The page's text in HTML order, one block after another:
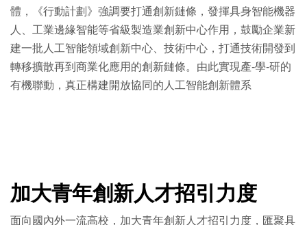
體，《行動計劃》強調要打通創新鏈條，發揮具身智能機器
人、工業邊緣智能等省級製造業創新中心作用，鼓勵企業新
建一批人工智能領域創新中心、技術中心，打通技術開發到
轉移擴散再到商業化應用的創新鏈條。由此實現產-學-研的
有機聯動，真正構建開放協同的人工智能創新體系
加大青年創新人才招引力度
面向國內外一流高校，加大青年創新人才招引力度，匯聚具